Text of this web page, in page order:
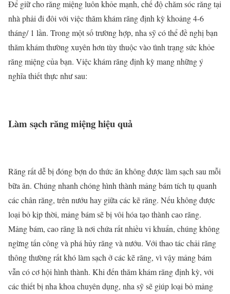
Để giữ cho răng miệng luôn khỏe mạnh, chế độ chăm sóc răng tại
nhà phải đi đôi với việc thăm khám răng định kỳ khoảng 4-6
tháng/ 1 lần. Trong một số trường hợp, nha sỹ có thể đề nghị bạn
thăm khám thường xuyên hơn tùy thuộc vào tình trạng sức khỏe
răng miệng của bạn. Việc khám răng định kỳ mang những ý
nghĩa thiết thực như sau:
Làm sạch răng miệng hiệu quả
Răng rất dễ bị đóng bợn do thức ăn không được làm sạch sau mỗi
bữa ăn. Chúng nhanh chóng hình thành mảng bám tích tụ quanh
các chân răng, trên nướu hay giữa các kẽ răng. Nếu không được
loại bỏ kịp thời, mảng bám sẽ bị vôi hóa tạo thành cao răng.
Mảng bám, cao răng là nơi chứa rất nhiều vi khuẩn, chúng không
ngừng tấn công và phá hủy răng và nướu. Với thao tác chải răng
thông thường rất khó làm sạch ở các kẽ răng, vì vậy mảng bám
vẫn có cơ hội hình thành. Khi đến thăm khám răng định kỳ, với
các thiết bị nha khoa chuyên dụng, nha sỹ sẽ giúp loại bỏ mảng